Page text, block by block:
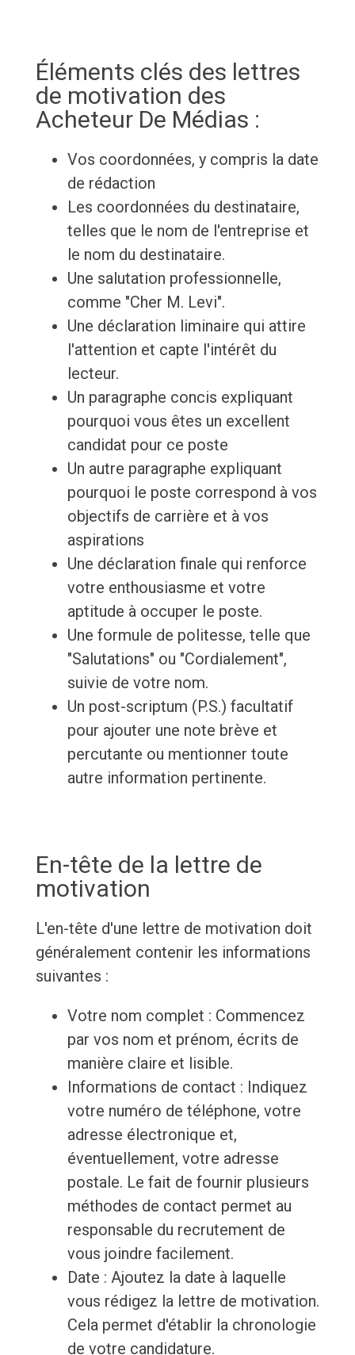
Éléments clés des lettres
de motivation des
Acheteur De Médias :
Vos coordonnées, y compris la date
de rédaction
Les coordonnées du destinataire,
telles que le nom de l'entreprise et
le nom du destinataire.
Une salutation professionnelle,
comme "Cher M. Levi".
Une déclaration liminaire qui attire
l'attention et capte l'intérêt du
lecteur.
Un paragraphe concis expliquant
pourquoi vous êtes un excellent
candidat pour ce poste
Un autre paragraphe expliquant
pourquoi le poste correspond à vos
objectifs de carrière et à vos
aspirations
Une déclaration finale qui renforce
votre enthousiasme et votre
aptitude à occuper le poste.
Une formule de politesse, telle que
"Salutations" ou "Cordialement",
suivie de votre nom.
Un post-scriptum (P.S.) facultatif
pour ajouter une note brève et
percutante ou mentionner toute
autre information pertinente.
En-tête de la lettre de
motivation
L'en-tête d'une lettre de motivation doit
généralement contenir les informations
suivantes :
Votre nom complet : Commencez
par vos nom et prénom, écrits de
manière claire et lisible.
Informations de contact : Indiquez
votre numéro de téléphone, votre
adresse électronique et,
éventuellement, votre adresse
postale. Le fait de fournir plusieurs
méthodes de contact permet au
responsable du recrutement de
vous joindre facilement.
Date : Ajoutez la date à laquelle
vous rédigez la lettre de motivation.
Cela permet d'établir la chronologie
de votre candidature.